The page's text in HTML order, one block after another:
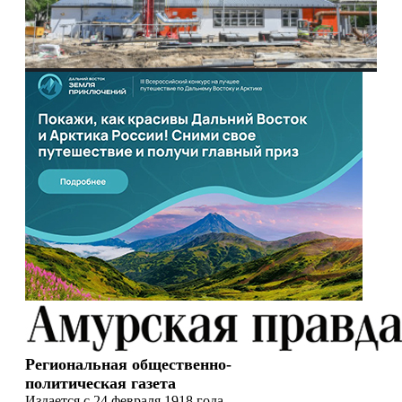
Региональная общественно-
политическая газета